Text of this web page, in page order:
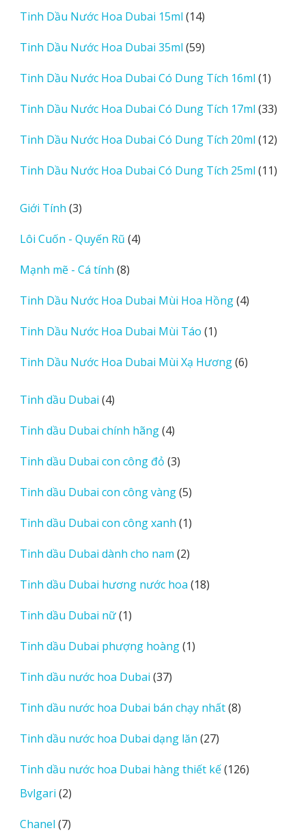
phẩm
Tinh Dầu Nước Hoa Dubai 15ml 1414
phẩm
Tinh Dầu Nước Hoa Dubai 35ml 5959
phẩm
Tinh Dầu Nước Hoa Dubai Có Dung Tích 16ml 11
phẩm
Tinh Dầu Nước Hoa Dubai Có Dung Tích 17ml 3333
phẩm
Tinh Dầu Nước Hoa Dubai Có Dung Tích 20ml 1212
phẩm
Tinh Dầu Nước Hoa Dubai Có Dung Tích 25ml 1111
Giới Tính 33
phẩm
Lôi Cuốn - Quyến Rũ 44
Mạnh mẽ - Cá tính 88
phẩm
Tinh Dầu Nước Hoa Dubai Mùi Hoa Hồng 44
Tinh Dầu Nước Hoa Dubai Mùi Táo 11
phẩm
Tinh Dầu Nước Hoa Dubai Mùi Xạ Hương 66
Tinh dầu Dubai 44
phẩm
Tinh dầu Dubai chính hãng 44
phẩm
Tinh dầu Dubai con công đỏ 33
phẩm
Tinh dầu Dubai con công vàng 55
phẩm
Tinh dầu Dubai con công xanh 11
phẩm
Tinh dầu Dubai dành cho nam 22
phẩm
Tinh dầu Dubai hương nước hoa 1818
Tinh dầu Dubai nữ 11
phẩm
Tinh dầu Dubai phượng hoàng 11
Tinh dầu nước hoa Dubai 3737
phẩm
Tinh dầu nước hoa Dubai bán chạy nhất 88
Tinh dầu nước hoa Dubai dạng lăn 2727
phẩm
Tinh dầu nước hoa Dubai hàng thiết kế 126126
Bvlgari 22
phẩm
Chanel 77